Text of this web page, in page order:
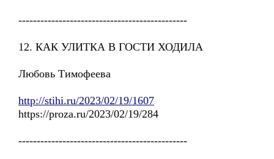
----------------------------------------------
12. КАК УЛИТКА В ГОСТИ ХОДИЛА
Любовь Тимофеева
http://stihi.ru/2023/02/19/1607
https://proza.ru/2023/02/19/284
----------------------------------------------